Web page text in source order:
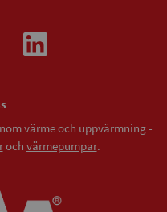
värme och uppvärmning -
och värmepumpar.